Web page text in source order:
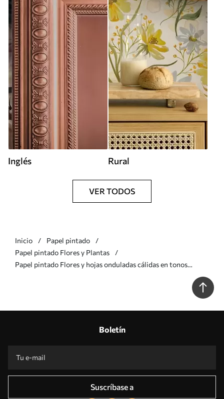
Inglés Rural
VER TODOS
Inicio
Papel pintado
Papel pintado Flores y Plantas
Papel pintado Flores y hojas onduladas cálidas en tonos
Boletín
Suscríbase a